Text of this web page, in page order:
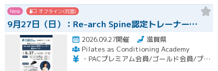
New オフライン(対面)
9月27日（日）：Re-arch Spine認定トレーナー…
2026.09.27開催
滋賀県
Pilates as Conditioning Academy
・PACプレミアム会員/ゴールド会員/プラチナ会員：9,900円（税込） ・PACスタンダード会員：13,200円（税込） ・フリー会員：16,500円（税込）